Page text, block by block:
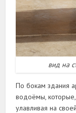
вид на
По бокам здания
водоёмы,
улавливая на